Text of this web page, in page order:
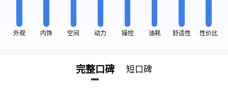
外观 内饰 空间 动力 操控 油耗 舒适性 性价比
完整口碑 短口碑